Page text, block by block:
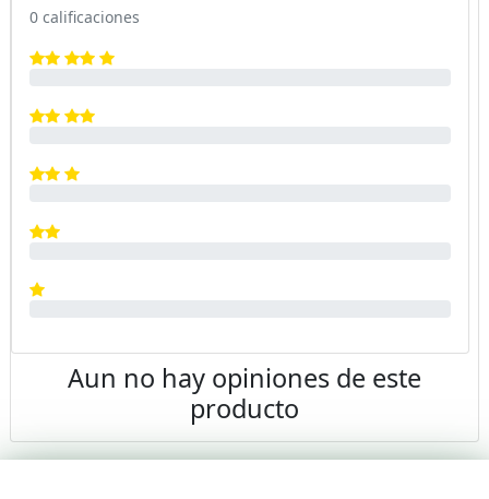
Aun no hay opiniones de este
producto
0 calificaciones